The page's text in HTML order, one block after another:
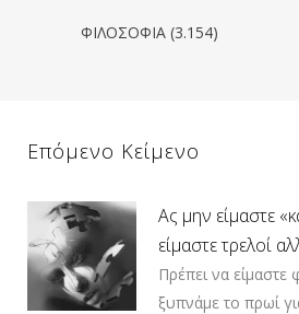
ΦΙΛΟΣΟΦΙΑ (3.154)
Επόμενο Κείμενο
Ας μην είμαστε
είμαστε τρελοί
Πρέπει να είμαστε
ξυπνάμε το πρωί